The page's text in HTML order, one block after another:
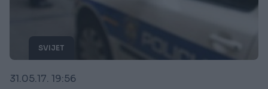
SVIJET
31.05.17. 19:56